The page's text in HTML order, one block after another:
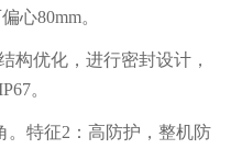
心80mm。
构优化，进行密封设计，
。
。特征2：高防护，整机防